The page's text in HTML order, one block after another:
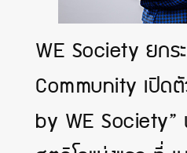
WE Society ยกร
Community เปิด
by WE Society”